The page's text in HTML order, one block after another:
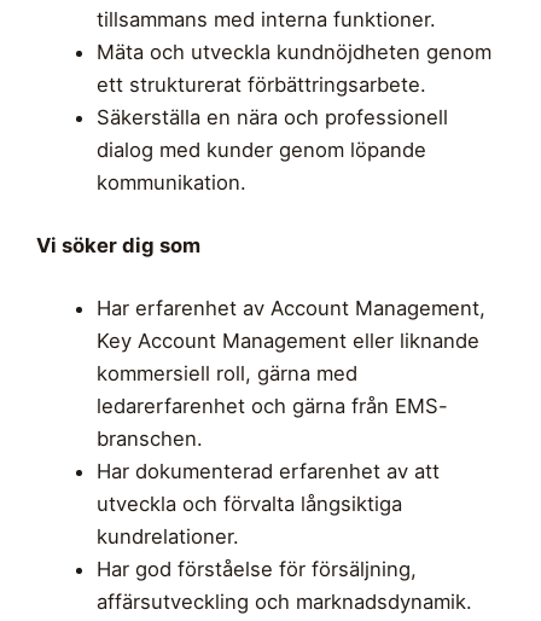
tillsammans med interna funktioner.
Mäta och utveckla kundnöjdheten genom
ett strukturerat förbättringsarbete.
Säkerställa en nära och professionell
dialog med kunder genom löpande
kommunikation.
Vi söker dig som
Har erfarenhet av Account Management,
Key Account Management eller liknande
kommersiell roll, gärna med
ledarerfarenhet och gärna från EMS-
branschen.
Har dokumenterad erfarenhet av att
utveckla och förvalta långsiktiga
kundrelationer.
Har god förståelse för försäljning,
affärsutveckling och marknadsdynamik.